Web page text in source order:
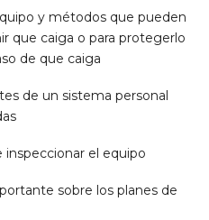
y métodos que pueden
que caiga o para protegerlo
de que caiga
de un sistema personal
inspeccionar el equipo
sobre los planes de